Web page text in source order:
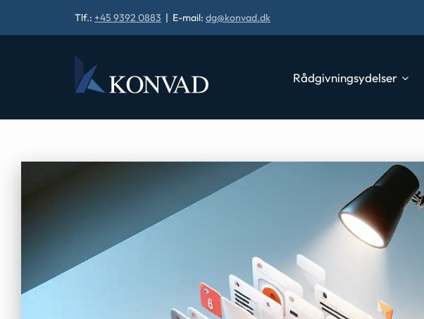
Tlf.: +45 9392 0883 | E-mail: dg@konvad.dk
Rådgivningsydelser